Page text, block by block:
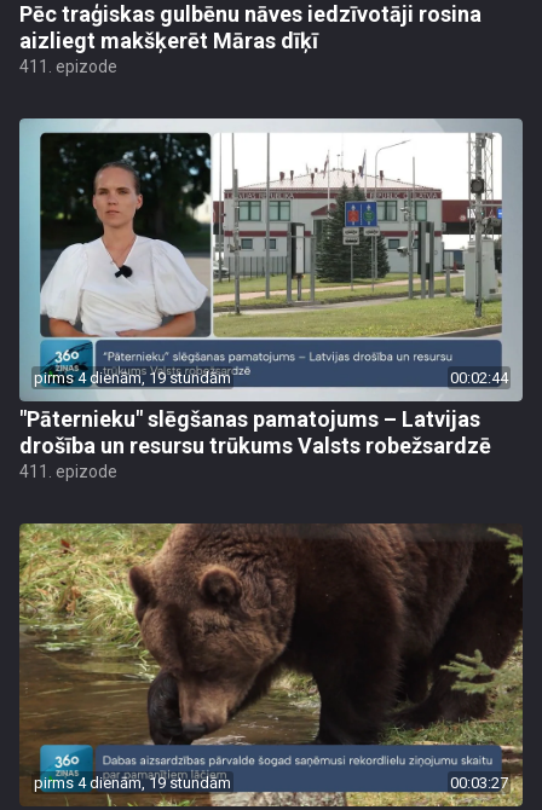
Pēc traģiskas gulbēnu nāves iedzīvotāji rosina
aizliegt makšķerēt Māras dīķī
411. epizode
pirms 4 dienām, 19 stundām 00:02:44
"Pāternieku" slēgšanas pamatojums – Latvijas
drošība un resursu trūkums Valsts robežsardzē
411. epizode
pirms 4 dienām, 19 stundām 00:03:27